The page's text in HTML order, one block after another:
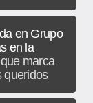
en Grupo
en la
marca
queridos